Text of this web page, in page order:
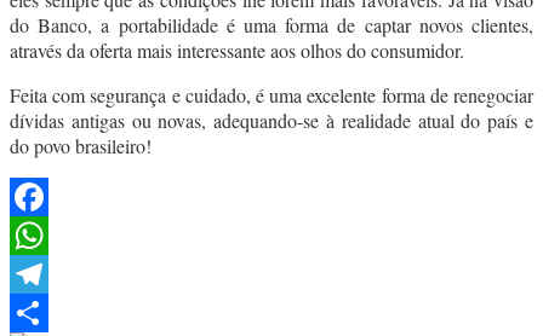
do Banco, a portabilidade é uma forma de captar novos clientes,
através da oferta mais interessante aos olhos do consumidor.
Feita com segurança e cuidado, é uma excelente forma de renegociar
dívidas antigas ou novas, adequando-se à realidade atual do país e
do povo brasileiro!
Facebook
WhatsApp
Telegram